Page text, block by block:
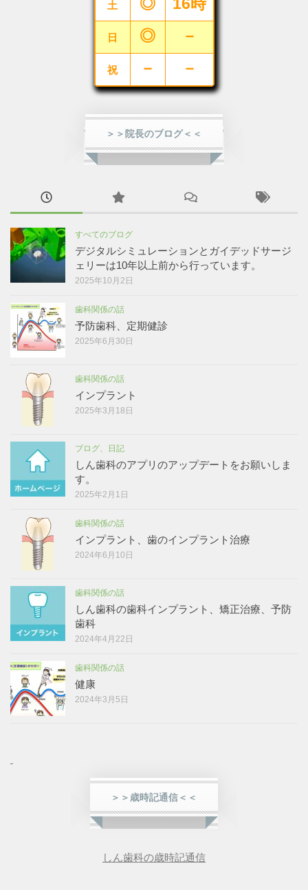
土 ◎ 16時
日 ◎ －
祝 － －
＞＞院長のブログ＜＜
すべてのブログ
デジタルシミュレーションとガイデッドサージ
ェリーは10年以上前から行っています。
2025年10月2日
歯科関係の話
予防歯科、定期健診
2025年6月30日
歯科関係の話
インプラント
2025年3月18日
ブログ、日記
しん歯科のアプリのアップデートをお願いしま
す。
2025年2月1日
歯科関係の話
インプラント、歯のインプラント治療
2024年6月10日
歯科関係の話
しん歯科の歯科インプラント、矯正治療、予防
歯科
2024年4月22日
歯科関係の話
健康
2024年3月5日
＞＞歳時記通信＜＜
しん歯科の歳時記通信